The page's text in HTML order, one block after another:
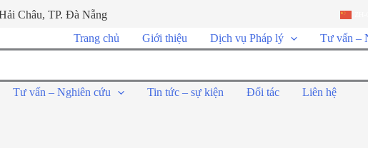
Châu, TP. Đà Nẵng
Trang chủ Giới thiệu Dịch vụ Pháp lý Tư vấn –
Tư vấn – Nghiên cứu Tin tức – sự kiện Đối tác Liên hệ